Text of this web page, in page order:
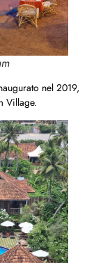
nel 2019,
Village.